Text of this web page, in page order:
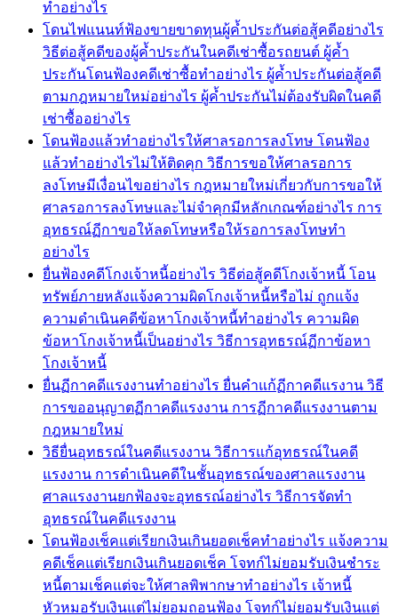
ทำอย่างไร
โดนไฟแนนท์ฟ้องขายขาดทุนผู้ค้ำประกันต่อสู้คดีอย่างไร
วิธีต่อสู้คดีของผู้ค้ำประกันในคดีเช่าซื้อรถยนต์ ผู้ค้ำ
ประกันโดนฟ้องคดีเช่าซื้อทำอย่างไร ผู้ค้ำประกันต่อสู้คดี
ตามกฎหมายใหม่อย่างไร ผู้ค้ำประกันไม่ต้องรับผิดในคดี
เช่าซื้ออย่างไร
โดนฟ้องแล้วทำอย่างไรให้ศาลรอการลงโทษ โดนฟ้อง
แล้วทำอย่างไรไม่ให้ติดคุก วิธีการขอให้ศาลรอการ
ลงโทษมีเงื่อนไขอย่างไร กฎหมายใหม่เกี่ยวกับการขอให้
ศาลรอการลงโทษและไม่จำคุกมีหลักเกณฑ์อย่างไร การ
อุทธรณ์ฏีกาขอให้ลดโทษหรือให้รอการลงโทษทำ
อย่างไร
ยื่นฟ้องคดีโกงเจ้าหนี้อย่างไร วิธีต่อสู้คดีโกงเจ้าหนี้ โอน
ทรัพย์ภายหลังแจ้งความผิดโกงเจ้าหนี้หรือไม่ ถูกแจ้ง
ความดำเนินคดีข้อหาโกงเจ้าหนี้ทำอย่างไร ความผิด
ข้อหาโกงเจ้าหนี้เป็นอย่างไร วิธีการอุทธรณ์ฏีกาข้อหา
โกงเจ้าหนี้
ยื่นฏีกาคดีแรงงานทำอย่างไร ยื่นคำแก้ฏีกาคดีแรงาน วิธี
การขออนุญาตฏีกาคดีแรงงาน การฏีกาคดีแรงงานตาม
กฎหมายใหม่
วิธียื่นอุทธรณ์ในคดีแรงงาน วิธีการแก้อุทธรณ์ในคดี
แรงงาน การดำเนินคดีในชั้นอุทธรณ์ของศาลแรงงาน
ศาลแรงงานยกฟ้องจะอุทธรณ์อย่างไร วิธีการจัดทำ
อุทธรณ์ในคดีแรงงาน
โดนฟ้องเช็คแต่เรียกเงินเกินยอดเช็คทำอย่างไร แจ้งความ
คดีเช็คแต่เรียกเงินเกินยอดเช็ค โจทก์ไม่ยอมรับเงินชำระ
หนี้ตามเช็คแต่จะให้ศาลพิพากษาทำอย่างไร เจ้าหนี้
หัวหมอรับเงินแต่ไม่ยอมถอนฟ้อง โจทก์ไม่ยอมรับเงินแต่